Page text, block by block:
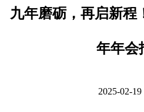
九年磨砺，再启新程
年年会
2025-02-19